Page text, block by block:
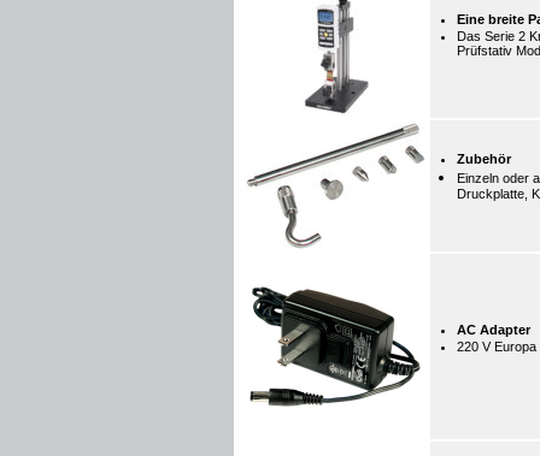
Eine breite
Das Serie 2
Prüfstativ
Zubehör
Einzeln oder
Druckplatte,
AC Adapter
220 V Europa